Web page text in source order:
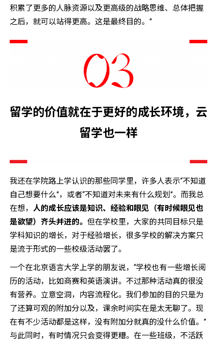
积累了更多的人脉资源以及更高级的战略思维、总体把握
之后，就可以站得更高。这是最终目的。”
留学的价值就在于更好的成长环境，云
留学也一样
我还在学院路上学认识的那些同学里，许多人表示“不知道
自己想要什么”，或者“不知道对未来有什么规划”。而我总
在想， 人的成长应该是知识、经验和眼见（有时候眼见也
是欲望）齐头并进的。 但在学校里，大家的共同目标只是
学科知识的增长，对于经验增长，很多学校的解决方案只
是流于形式的一些校级活动罢了。
一个在北京语言大学上学的朋友说，“学校也有一些增长阅
历的活动，比如商赛和英语演讲。不过那种活动真的很没
有营养。立意空洞，内容流程化。我们参加的目的只是为
了还算可观的附加分以及，课余时间实在是太无聊了。现
在有不少活动都是这样，没有附加分就真的没什么价值。”
与此同时，有时情况只会变得更糟。在一些班级，不活跃